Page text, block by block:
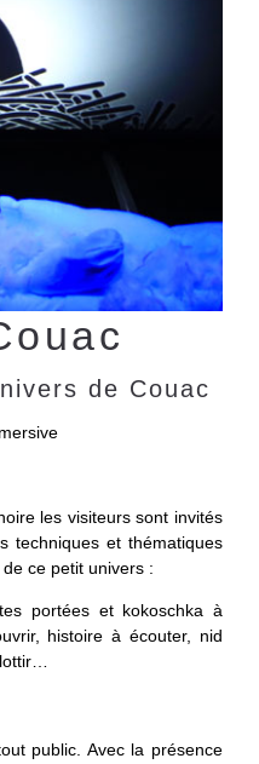
de Couac
les visiteurs sont invités
techniques et thématiques
ce petit univers :
portées et kokoschka à
histoire à écouter, nid
public. Avec la présence